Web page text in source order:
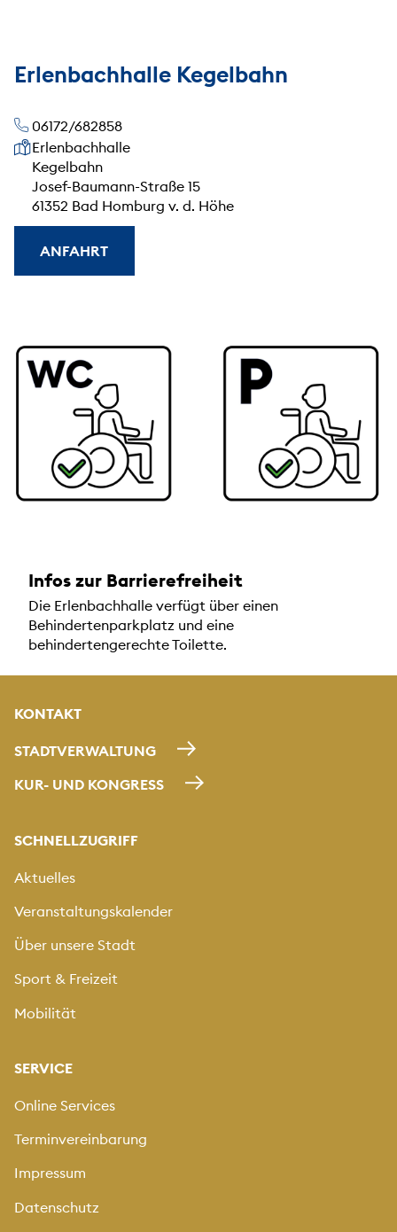
Erlenbachhalle Kegelbahn
06172/682858
Unsere Anschrift
Erlenbachhalle
Kegelbahn
Josef-Baumann-Straße 15
61352 Bad Homburg v. d. Höhe
ANFAHRT
Infos zur Barrierefreiheit
Die Erlenbachhalle verfügt über einen
Behindertenparkplatz und eine
behindertengerechte Toilette.
KONTAKT
STADTVERWALTUNG
KUR- UND KONGRESS
SCHNELLZUGRIFF
Aktuelles
Veranstaltungskalender
Über unsere Stadt
Sport & Freizeit
Mobilität
SERVICE
Online Services
Terminvereinbarung
Impressum
Datenschutz